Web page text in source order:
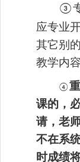
③
应专业
其它别的
教学内
④
课的 ，
请， 老
不在系
时成绩